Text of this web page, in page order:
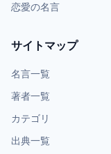
恋愛の名言
サイトマップ
名言一覧
著者一覧
カテゴリ
出典一覧